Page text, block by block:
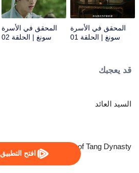
افتح التطبيق
المحقق في الأسرة
سونغ | الحلقة 01
المحقق في الأسرة
سونغ | الحلقة 02
قد يعجبك
السيد العائد
The Crime Unit of Tang Dynasty